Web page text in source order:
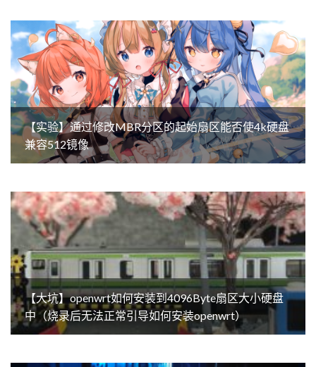
【实验】通过修改MBR分区的起始扇区能否使4k硬盘
兼容512镜像
【大坑】openwrt如何安装到4096Byte扇区大小硬盘
中（烧录后无法正常引导如何安装openwrt）